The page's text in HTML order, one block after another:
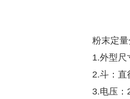
粉末定
1.外型尺
2.斗：直
3.电压：